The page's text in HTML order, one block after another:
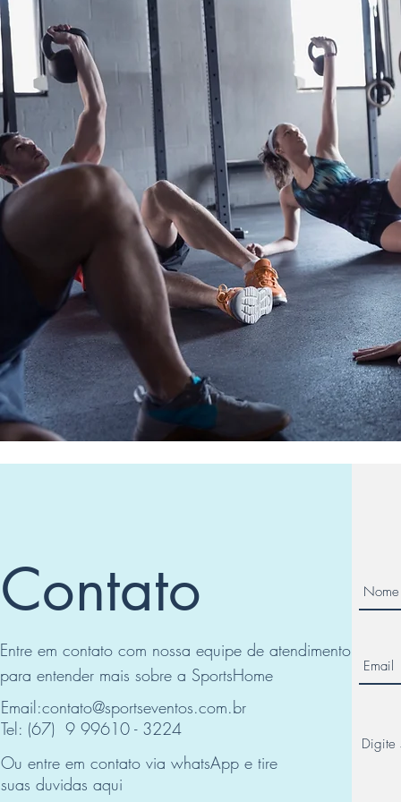
Contato
Entre em contato com nossa equipe de atendimento
para entender mais sobre a SportsHome
Email:contato@sportseventos.com.br
Tel: (67) 9 99610 - 3224
Ou entre em contato via whatsApp e tire
suas duvidas aqui